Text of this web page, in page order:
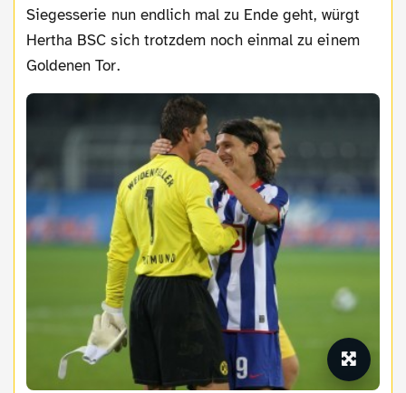
Siegesserie nun endlich mal zu Ende geht, würgt
Hertha BSC sich trotzdem noch einmal zu einem
Goldenen Tor.